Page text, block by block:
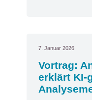
7. Januar 2026
Vortrag:
erklärt KI-